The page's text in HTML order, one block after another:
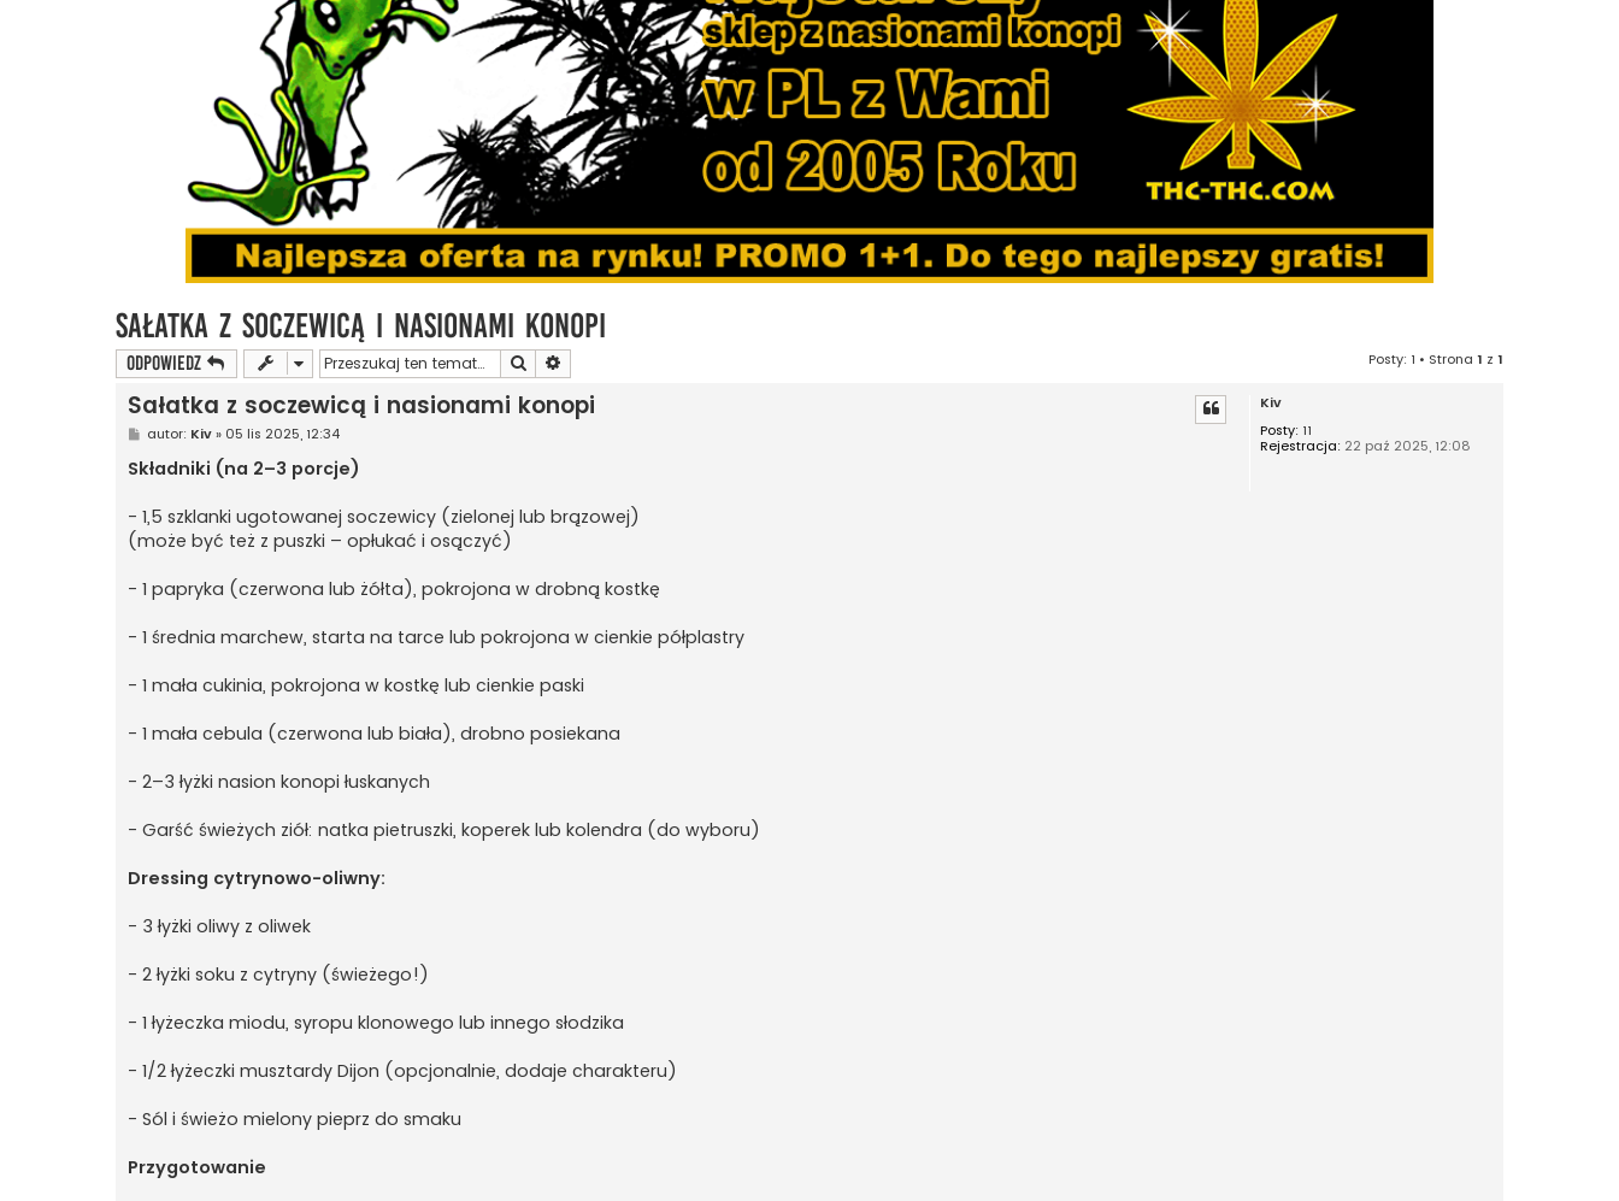
Sałatka z soczewicą i nasionami konopi
ODPOWIEDZ Szukaj Posty: 1 • Strona 1 z 1
Kiv
Posty: 11
Rejestracja: 22 paź 2025, 12:08
Sałatka z soczewicą i nasionami konopi
P
s
t
autor: Kiv» 05 lis 2025, 12:34
Składniki (na 2–3 porcje)
- 1,5 szklanki ugotowanej soczewicy (zielonej lub brązowej)
(może być też z puszki – opłukać i osączyć)
- 1 papryka (czerwona lub żółta), pokrojona w drobną kostkę
- 1 średnia marchew, starta na tarce lub pokrojona w cienkie półplastry
- 1 mała cukinia, pokrojona w kostkę lub cienkie paski
- 1 mała cebula (czerwona lub biała), drobno posiekana
- 2–3 łyżki nasion konopi łuskanych
- Garść świeżych ziół: natka pietruszki, koperek lub kolendra (do wyboru)
Dressing cytrynowo-oliwny:
- 3 łyżki oliwy z oliwek
- 2 łyżki soku z cytryny (świeżego!)
- 1 łyżeczka miodu, syropu klonowego lub innego słodzika
- 1/2 łyżeczki musztardy Dijon (opcjonalnie, dodaje charakteru)
- Sól i świeżo mielony pieprz do smaku
Przygotowanie